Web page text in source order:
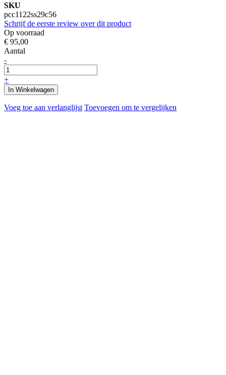
SKU
pcc1122ss29c56
Schrijf de eerste review over dit product
Op voorraad
€ 95,00
Aantal
-
+
In Winkelwagen
Voeg toe aan verlanglijst Toevoegen om te vergelijken